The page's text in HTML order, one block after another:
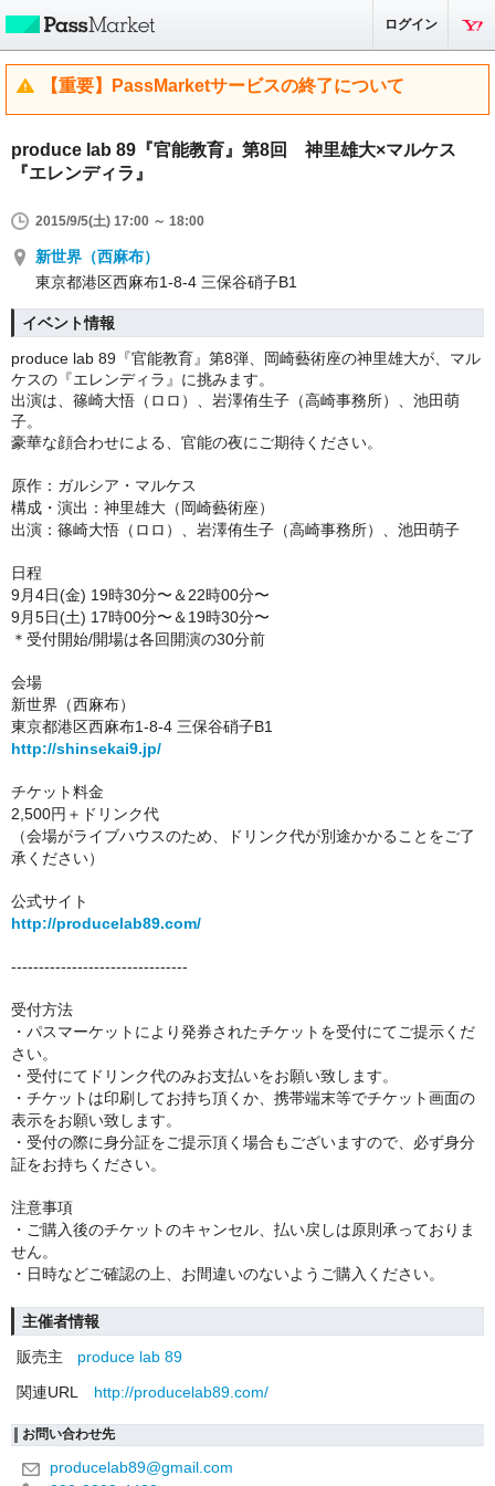
ログイン
【重要】PassMarketサービスの終了について
produce lab 89『官能教育』第8回 神里雄大×マルケス
『エレンディラ』
2015/9/5(土) 17:00 ～ 18:00
新世界（西麻布）
東京都港区西麻布1-8-4 三保谷硝子B1
イベント情報
produce lab 89『官能教育』第8弾、岡崎藝術座の神里雄大が、マル
ケスの『エレンディラ』に挑みます。
出演は、篠崎大悟（ロロ）、岩澤侑生子（高崎事務所）、池田萌
子。
豪華な顔合わせによる、官能の夜にご期待ください。
原作：ガルシア・マルケス
構成・演出：神里雄大（岡崎藝術座）
出演： 篠崎大悟（ロロ）、岩澤侑生子（高崎事務所）、池田萌子
日程
9月4日(金) 19時30分〜＆22時00分〜
9月5日(土) 17時00分〜＆19時30分〜
＊受付開始/開場は各回開演の30分前
会場
新世界（西麻布）
東京都港区西麻布1-8-4 三保谷硝子B1
http://shinsekai9.jp/
チケット料金
2,500円＋ドリンク代
（会場がライブハウスのため、ドリンク代が別途かかることをご了
承ください）
公式サイト
http://producelab89.com/
--------------------------------
受付方法
・パスマーケットにより発券されたチケットを受付にてご提示くだ
さい。
・受付にてドリンク代のみお支払いをお願い致します。
・チケットは印刷してお持ち頂くか、携帯端末等でチケット画面の
表示をお願い致します。
・受付の際に身分証をご提示頂く場合もございますので、必ず身分
証をお持ちください。
注意事項
・ご購入後のチケットのキャンセル、払い戻しは原則承っておりま
せん。
・日時などご確認の上、お間違いのないようご購入ください。
主催者情報
販売主
produce lab 89
関連URL
http://producelab89.com/
お問い合わせ先
producelab89@gmail.com